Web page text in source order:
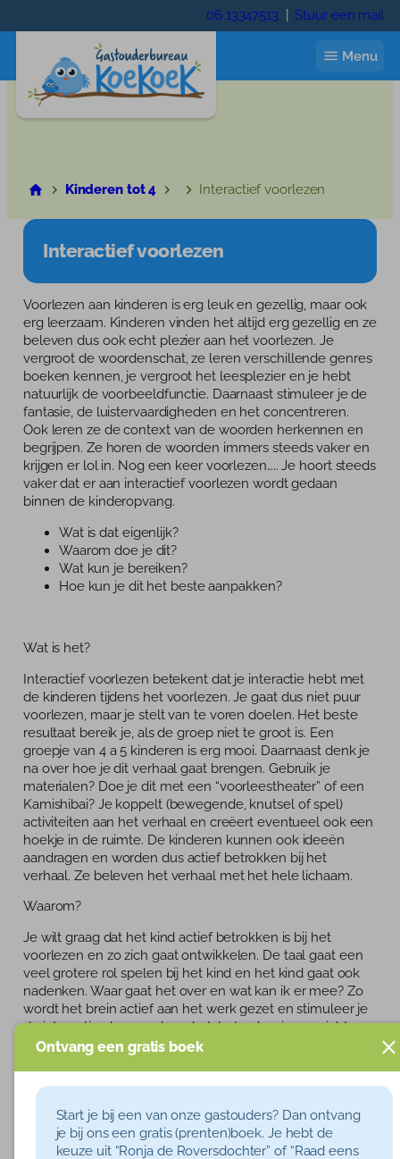
naar
06 13347513 Stuur een mail
Menu
Ik zoek een gastouder
Gastouder worden
Wie zijn wij
Wie zijn wij
Trainingen
Tarieven
Blog
Contact
Inloggen
Kinderen tot 4 Interactief voorlezen
Interactief voorlezen
Voorlezen aan kinderen is erg leuk en gezellig, maar ook
erg leerzaam. Kinderen vinden het altijd erg gezellig en ze
beleven dus ook echt plezier aan het voorlezen. Je
vergroot de woordenschat, ze leren verschillende genres
boeken kennen, je vergroot het leesplezier en je hebt
natuurlijk de voorbeeldfunctie. Daarnaast stimuleer je de
fantasie, de luistervaardigheden en het concentreren.
Ook leren ze de context van de woorden herkennen en
begrijpen. Ze horen de woorden immers steeds vaker en
krijgen er lol in. Nog een keer voorlezen….. Je hoort steeds
vaker dat er aan interactief voorlezen wordt gedaan
binnen de kinderopvang.
Wat is dat eigenlijk?
Waarom doe je dit?
Wat kun je bereiken?
Hoe kun je dit het beste aanpakken?
Wat is het?
Interactief voorlezen betekent dat je interactie hebt met
de kinderen tijdens het voorlezen. Je gaat dus niet puur
voorlezen, maar je stelt van te voren doelen. Het beste
resultaat bereik je, als de groep niet te groot is. Een
groepje van 4 a 5 kinderen is erg mooi. Daarnaast denk je
na over hoe je dit verhaal gaat brengen. Gebruik je
materialen? Doe je dit met een “voorleestheater” of een
Kamishibai? Je koppelt (bewegende, knutsel of spel)
activiteiten aan het verhaal en creëert eventueel ook een
hoekje in de ruimte. De kinderen kunnen ook ideeën
aandragen en worden dus actief betrokken bij het
verhaal. Ze beleven het verhaal met het hele lichaam.
Waarom?
Je wilt graag dat het kind actief betrokken is bij het
voorlezen en zo zich gaat ontwikkelen. De taal gaat een
veel grotere rol spelen bij het kind en het kind gaat ook
nadenken. Waar gaat het over en wat kan ik er mee? Zo
wordt het brein actief aan het werk gezet en stimuleer je
de interactie, de woordenschat, het oplossingsgericht
denken, Daarnaast sluit je beter aan bij de behoeften van
denkt er over na. En dat kan en mag bij het interactief
voorlezen!
Wat bereik je hiermee?
Ontvang een gratis boek
Start je bij een van onze gastouders? Dan ontvang
je bij ons een gratis (prenten)boek. Je hebt de
keuze uit “Ronja de Roversdochter” of “Raad eens